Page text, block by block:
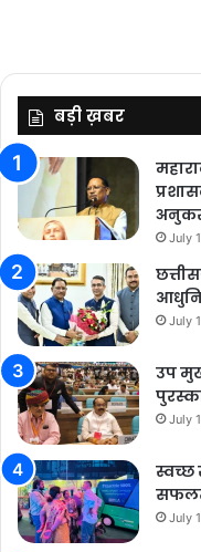
बड़ी ख़बर
July
July
उप
July
July